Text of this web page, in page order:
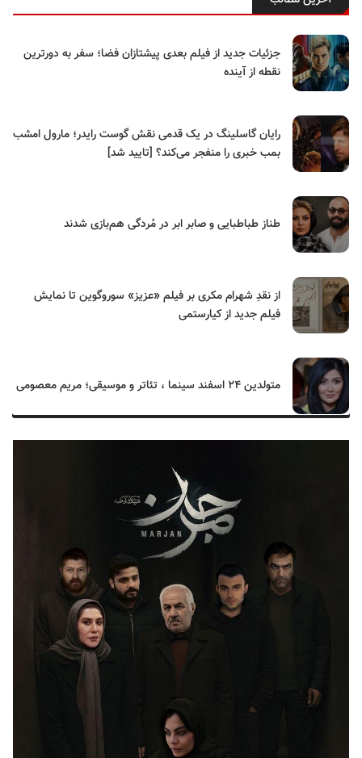
جزئیات جدید از فیلم بعدی پیشتازان فضا؛ سفر به دورترین
نقطه از آینده
رایان گاسلینگ در یک قدمی نقش گوست رایدر؛ مارول امشب
بمب خبری را منفجر می‌کند؟ [تایید شد]
طناز طباطبایی و صابر ابر در مُردگی هم‌بازی شدند
از نقدِ شهرام مکری بر فیلم «عزیز» سوروگوین تا نمایش
فیلم جدید از کیارستمی
متولدین ۲۴ اسفند سینما ، تئاتر و موسیقی؛ مریم معصومی